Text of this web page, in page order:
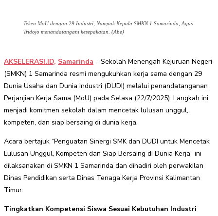
Teken MoU dengan 29 Industri, Nampak Kepala SMKN 1 Samarinda, Agus
Tridojo menandatangani kesepakatan. (Abe)
AKSELERASI.ID, Samarinda – Sekolah Menengah Kejuruan Negeri
(SMKN) 1 Samarinda resmi mengukuhkan kerja sama dengan 29
Dunia Usaha dan Dunia Industri (DUDI) melalui penandatanganan
Perjanjian Kerja Sama (MoU) pada Selasa (22/7/2025). Langkah ini
menjadi komitmen sekolah dalam mencetak lulusan unggul,
kompeten, dan siap bersaing di dunia kerja.
Acara bertajuk “Penguatan Sinergi SMK dan DUDI untuk Mencetak
Lulusan Unggul, Kompeten dan Siap Bersaing di Dunia Kerja” ini
dilaksanakan di SMKN 1 Samarinda dan dihadiri oleh perwakilan
Dinas Pendidikan serta Dinas Tenaga Kerja Provinsi Kalimantan
Timur.
Tingkatkan Kompetensi Siswa Sesuai Kebutuhan Industri